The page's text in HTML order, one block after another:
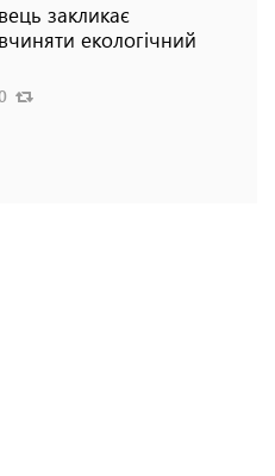
закликає
екологічний